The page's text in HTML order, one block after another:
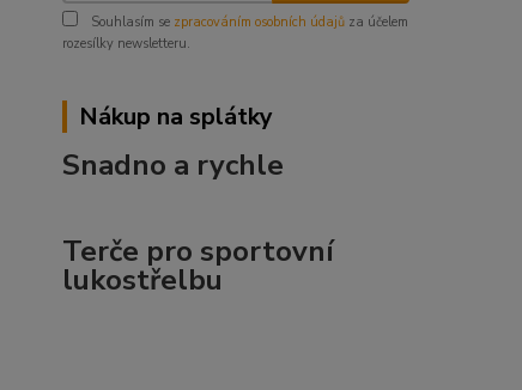
Souhlasím se zpracováním osobních údajů za účelem
rozesílky newsletteru.
Nákup na splátky
Snadno a rychle
Terče pro sportovní
lukostřelbu